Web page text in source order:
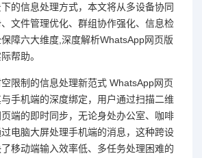
的信息处理方式，本文将从多设备协同
文件管理优化、群组协作强化、信息检
障六大维度,深度解析WhatsApp网页版
帮助。
限制的信息处理新范式 WhatsApp网页
手机端的深度绑定，用户通过扫描二维
端的即时同步，无论身处办公室、咖啡
电脑大屏处理手机端的消息，这种跨设
移动端输入效率低、多任务处理困难的